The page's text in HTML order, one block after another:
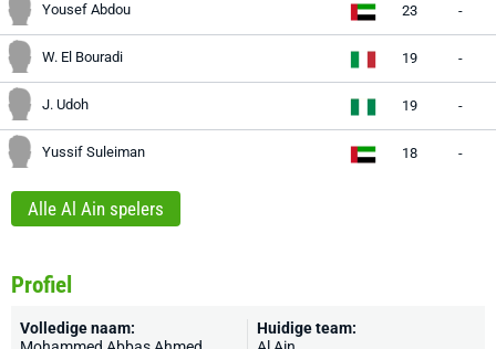
Yousef Abdou 23 -
W. El Bouradi 19 -
J. Udoh 19 -
Yussif Suleiman 18 -
Alle Al Ain spelers
Profiel
Volledige naam:
Huidige team: